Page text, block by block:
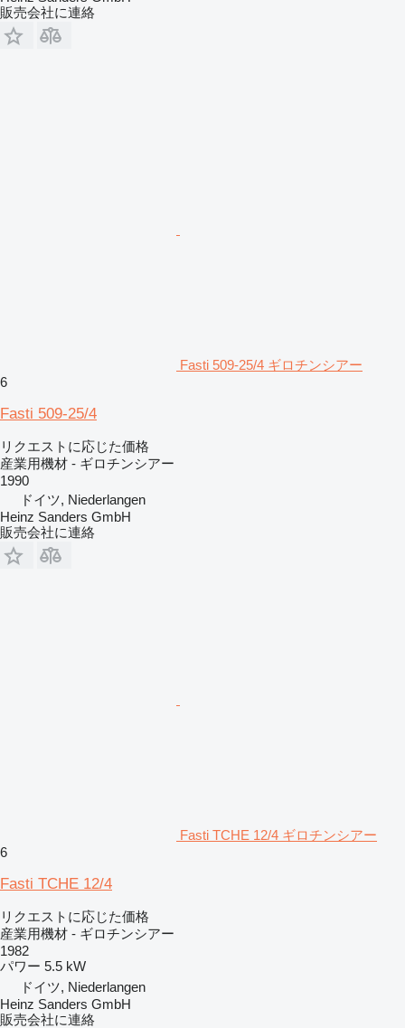
販売会社に連絡
Fasti 509-25/4 ギロチンシアー
6
Fasti 509-25/4
リクエストに応じた価格
産業用機材 - ギロチンシアー
1990
ドイツ, Niederlangen
Heinz Sanders GmbH
販売会社に連絡
Fasti TCHE 12/4 ギロチンシアー
6
Fasti TCHE 12/4
リクエストに応じた価格
産業用機材 - ギロチンシアー
1982
パワー 5.5 kW
ドイツ, Niederlangen
Heinz Sanders GmbH
販売会社に連絡